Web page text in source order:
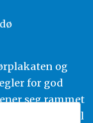
og
for god
seg rammet
oppfordres til